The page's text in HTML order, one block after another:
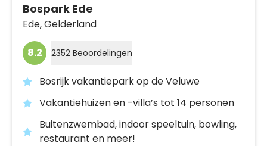
Bospark Ede
Ede,Gelderland
8.2 2352 Beoordelingen
Bosrijk vakantiepark op de Veluwe
Vakantiehuizen en -villa’s tot 14 personen
Buitenzwembad, indoor speeltuin, bowling,
restaurant en meer!